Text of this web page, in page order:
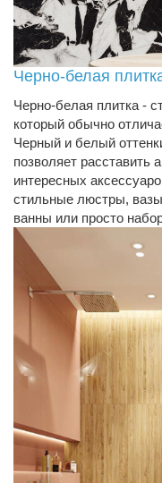
Черно-белая
Черно-белая плитка -
который обычно
Черный и белый
позволяет
интересных
стильные люстры,
ванны или просто